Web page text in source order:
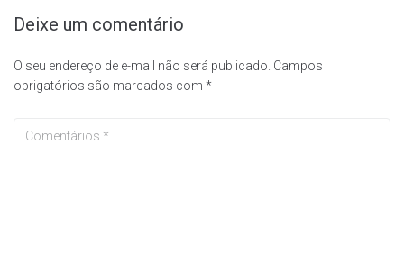
Deixe um comentário
O seu endereço de e-mail não será publicado. Campos
obrigatórios são marcados com *